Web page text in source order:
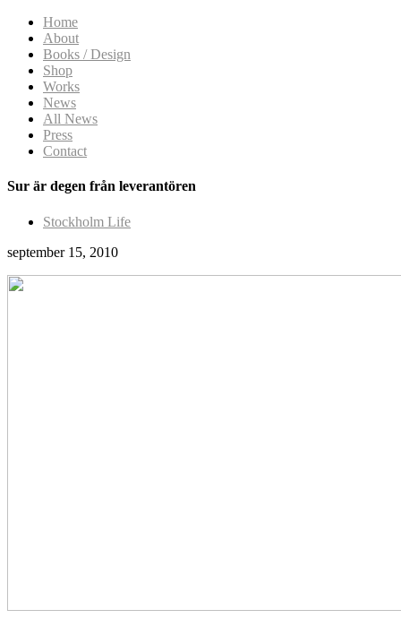
Home
About
Books / Design
Shop
Works
News
All News
Press
Contact
Sur är degen från leverantören
Stockholm Life
september 15, 2010